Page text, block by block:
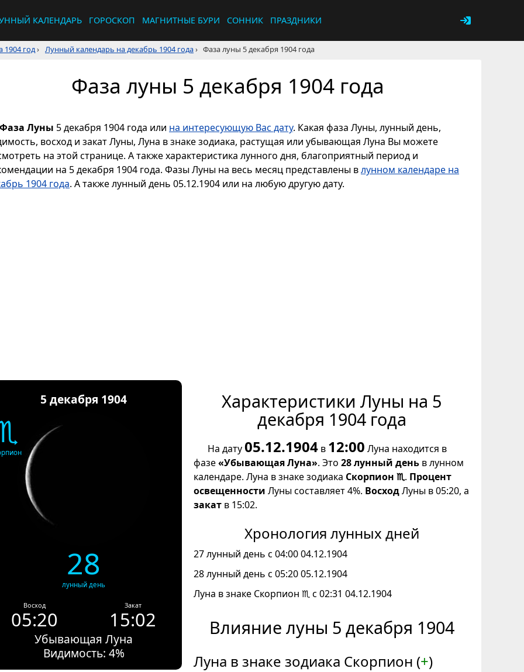
КАЛЕНДАРЬ ГОРОСКОП МАГНИТНЫЕ БУРИ СОННИК ПРАЗДНИКИ
1904 год› Лунный календарь на декабрь 1904 года› Фаза луны 5 декабря 1904 года
Фаза луны 5 декабря 1904 года
Фаза Луны 5 декабря 1904 года или на интересующую Вас дату. Какая фаза Луны, лунный день,
восход и закат Луны, Луна в знаке зодиака, растущая или убывающая Луна Вы можете
на этой странице. А также характеристика лунного дня, благоприятный период и
на 5 декабря 1904 года. Фазы Луны на весь месяц представлены влунном календаре на
1904 года. А также лунный день 05.12.1904 или на любую другую дату.
5 декабря 1904
28
лунный день
Восход
05:20
Закат
15:02
Убывающая Луна
Видимость: 4%
Характеристики Луны на 5
декабря 1904 года
На дату05.12.1904 в 12:00 Луна находится в
фазе«Убывающая Луна». Это 28 лунный день в лунном
календаре. Луна в знаке зодиака Скорпион ♏. Процент
освещенности Луны составляет 4%. ВосходЛуны в 05:20, а
закат в 15:02.
Хронология лунных дней
27 лунный день с 04:00 04.12.1904
28 лунный день с 05:20 05.12.1904
Луна в знаке Скорпион ♏ с 02:31 04.12.1904
Влияние луны 5 декабря 1904
Луна в знаке зодиака Скорпион (+)